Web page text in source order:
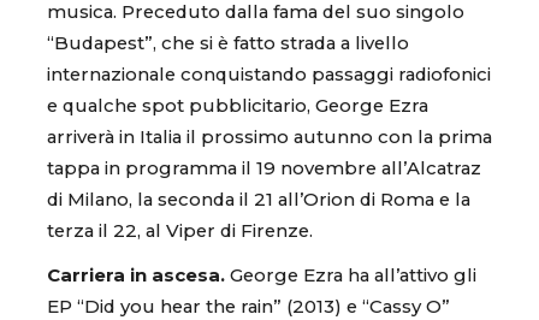
musica. Preceduto dalla fama del suo singolo
“Budapest”, che si è fatto strada a livello
internazionale conquistando passaggi radiofonici
e qualche spot pubblicitario, George Ezra
arriverà in Italia il prossimo autunno con la prima
tappa in programma il 19 novembre all’Alcatraz
di Milano, la seconda il 21 all’Orion di Roma e la
terza il 22, al Viper di Firenze.
Carriera in ascesa. George Ezra ha all’attivo gli
EP “Did you hear the rain” (2013) e “Cassy O”